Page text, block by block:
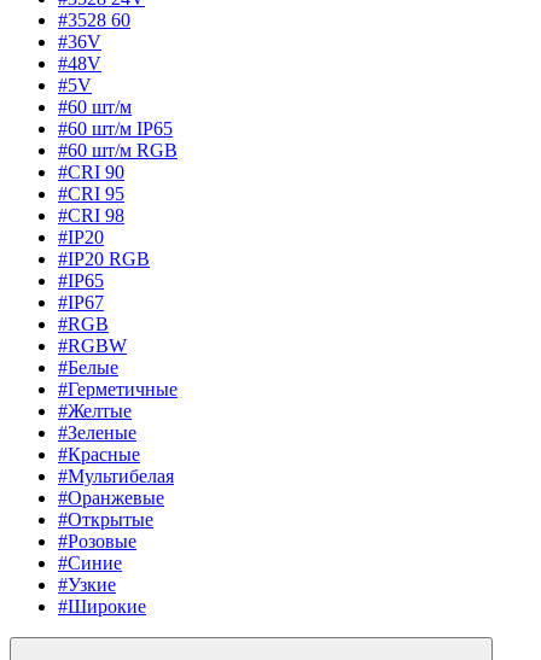
#3528 60
#36V
#48V
#5V
#60 шт/м
#60 шт/м IP65
#60 шт/м RGB
#CRI 90
#CRI 95
#CRI 98
#IP20
#IP20 RGB
#IP65
#IP67
#RGB
#RGBW
#Белые
#Герметичные
#Желтые
#Зеленые
#Красные
#Мультибелая
#Оранжевые
#Открытые
#Розовые
#Синие
#Узкие
#Широкие